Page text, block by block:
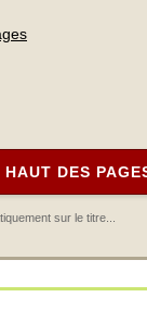
DES
sur le titre...